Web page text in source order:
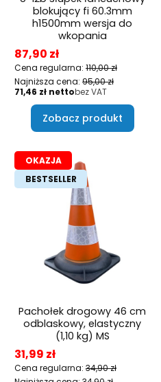
blokujący fi 60.3mm
h1500mm wersja do
wkopania
Cena promocyjna
87,90 zł
Cena regularna: 110,00 zł
Najniższa cena: 95,00 zł
Cena
71,46 zł bez VAT
Zobacz produkt
OKAZJA
BESTSELLER
Pachołek drogowy 46 cm
odblaskowy, elastyczny
(1,10 kg) MS
Cena promocyjna
31,99 zł
Cena regularna: 34,90 zł